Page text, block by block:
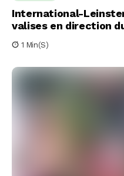
International-
valises en direction
1 Min(s)